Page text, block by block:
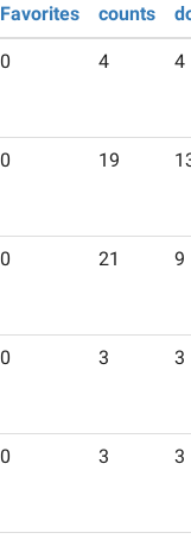
Favorites
counts
0 4 4
0 19
0 21 9
0 3 3
0 3 3